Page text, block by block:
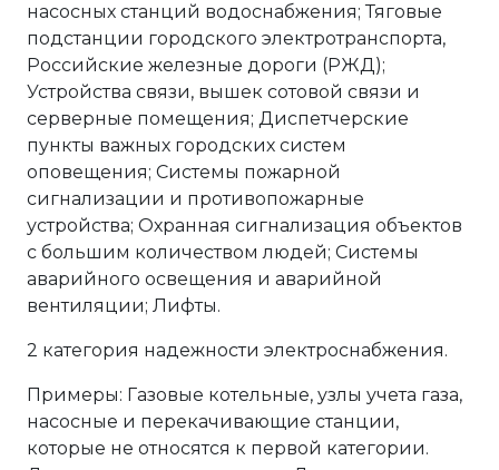
насосных станций водоснабжения; Тяговые
подстанции городского электротранспорта,
Российские железные дороги (РЖД);
Устройства связи, вышек сотовой связи и
серверные помещения; Диспетчерские
пункты важных городских систем
оповещения; Системы пожарной
сигнализации и противопожарные
устройства; Охранная сигнализация объектов
с большим количеством людей; Системы
аварийного освещения и аварийной
вентиляции; Лифты.
2 категория надежности электроснабжения.
Примеры: Газовые котельные, узлы учета газа,
насосные и перекачивающие станции,
которые не относятся к первой категории.